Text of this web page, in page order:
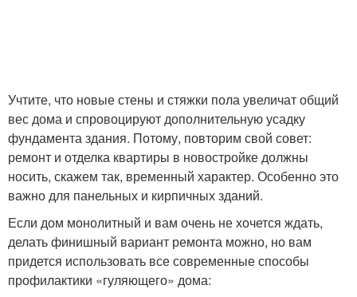
Учтите, что новые стены и стяжки пола увеличат общий
вес дома и спровоцируют дополнительную усадку
фундамента здания. Потому, повторим свой совет:
ремонт и отделка квартиры в новостройке должны
носить, скажем так, временный характер. Особенно это
важно для панельных и кирпичных зданий.
Если дом монолитный и вам очень не хочется ждать,
делать финишный вариант ремонта можно, но вам
придется использовать все современные способы
профилактики «гуляющего» дома: